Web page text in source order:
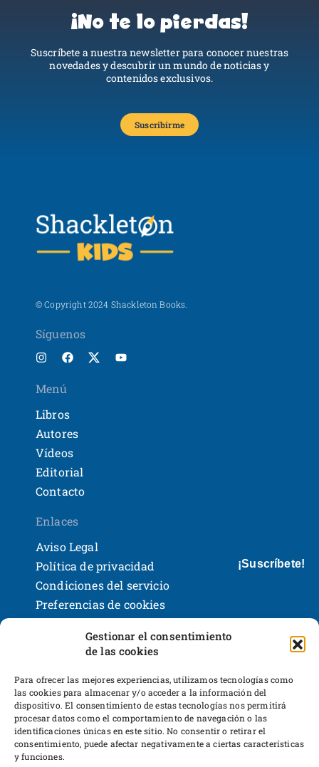
Gestionar el consentimiento
de las cookies
Para ofrecer las mejores experiencias, utilizamos tecnologías como
las cookies para almacenar y/o acceder a la información del
dispositivo. El consentimiento de estas tecnologías nos permitirá
procesar datos como el comportamiento de navegación o las
identificaciones únicas en este sitio. No consentir o retirar el
consentimiento, puede afectar negativamente a ciertas características
y funciones.
¡No te lo pierdas!
Suscríbete a nuestra newsletter para conocer nuestras
novedades y descubrir un mundo de noticias y
contenidos exclusivos.
Suscribirme
© Copyright 2024 Shackleton Books.
Síguenos
Menú
Libros
Autores
Vídeos
Editorial
Contacto
Enlaces
Aviso Legal
Política de privacidad
Condiciones del servicio
Preferencias de cookies
Políticas de devoluciones y reembolsos
Bases legales y sorteos
Desarrollo web
¡Suscríbete!